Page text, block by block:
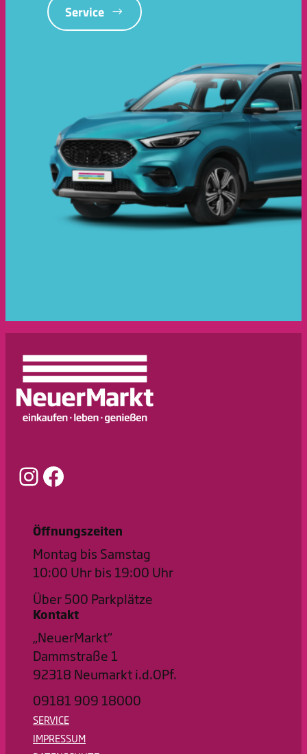
Service
InstagramFacebook
Öffnungszeiten
Montag bis Samstag
10:00 Uhr bis 19:00 Uhr
Über 500 Parkplätze
Kontakt
„NeuerMarkt“
Dammstraße 1
92318 Neumarkt i.d.OPf.
09181 909 18000
SERVICE
IMPRESSUM